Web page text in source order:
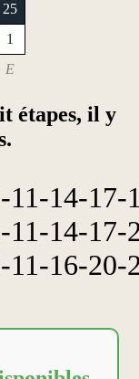
25
1
E
étapes, il y
11-14-17-
11-14-17-
11-16-20-